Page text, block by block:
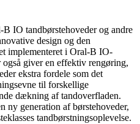
IO tandbørstehoveder og andre
design og den
implementeret i Oral-B IO-
også giver en effektiv rengøring,
ekstra fordele som det
til forskellige
dækning af tandoverfladen.
ny generation af børstehoveder,
tandbørstningsoplevelse.